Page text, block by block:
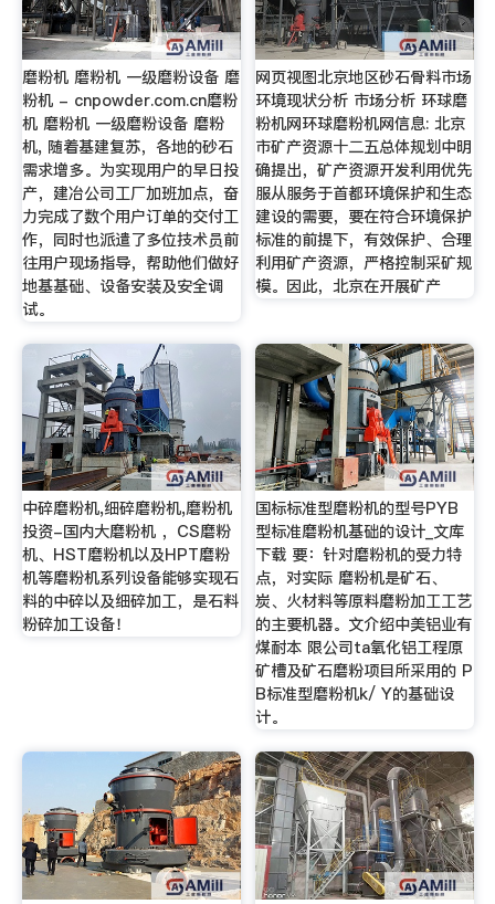
磨粉机 磨粉机 一级磨粉设备 磨
粉机 - cnpowder.com.cn磨粉
机 磨粉机 一级磨粉设备 磨粉
机, 随着基建复苏，各地的砂石
需求增多。为实现用户的早日投
产，建冶公司工厂加班加点，奋
力完成了数个用户订单的交付工
作，同时也派遣了多位技术员前
往用户现场指导，帮助他们做好
地基基础、设备安装及安全调
试。
网页视图北京地区砂石骨料市场
环境现状分析 市场分析 环球磨
粉机网环球磨粉机网信息: 北京
市矿产资源十二五总体规划中明
确提出，矿产资源开发利用优先
服从服务于首都环境保护和生态
建设的需要，要在符合环境保护
标准的前提下，有效保护、合理
利用矿产资源，严格控制采矿规
模。因此，北京在开展矿产
中碎磨粉机,细碎磨粉机,磨粉机
投资-国内大磨粉机 ，CS磨粉
机、HST磨粉机以及HPT磨粉
机等磨粉机系列设备能够实现石
料的中碎以及细碎加工，是石料
粉碎加工设备！
国标标准型磨粉机的型号PYB
型标准磨粉机基础的设计_文库
下载 要：针对磨粉机的受力特
点，对实际 磨粉机是矿石、
炭、火材料等原料磨粉加工工艺
的主要机器。文介绍中美铝业有
煤耐本 限公司ta氧化铝工程原
矿槽及矿石磨粉项目所采用的 P
B标准型磨粉机k/ Y的基础设
计。